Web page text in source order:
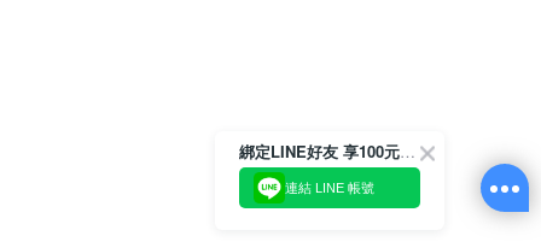
綁定LINE好友 享100元折價券
連結 LINE 帳號